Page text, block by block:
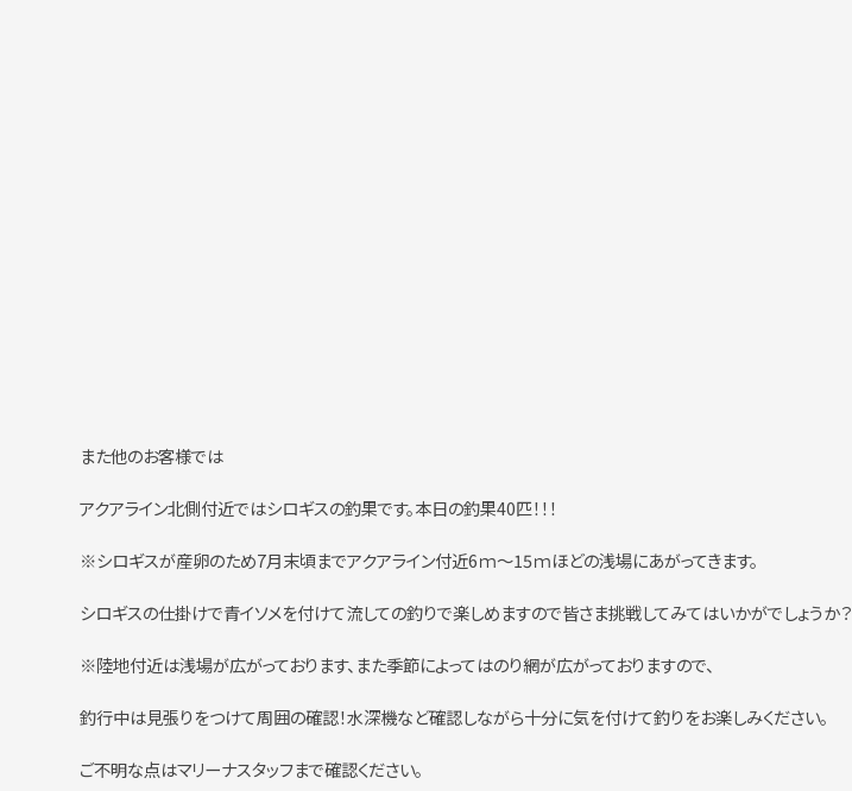
また他のお客様では
アクアライン北側付近ではシロギスの釣果です。本日の釣果40匹！！！
※シロギスが産卵のため7月末頃までアクアライン付近6ｍ～15ｍほどの浅場にあがってきます。
シロギスの仕掛けで青イソメを付けて流しての釣りで楽しめますので皆さま挑戦してみてはいかがでしょうか？
※陸地付近は浅場が広がっております、また季節によってはのり網が広がっておりますので、
釣行中は見張りをつけて周囲の確認！水深機など確認しながら十分に気を付けて釣りをお楽しみください。
ご不明な点はマリーナスタッフまで確認ください。